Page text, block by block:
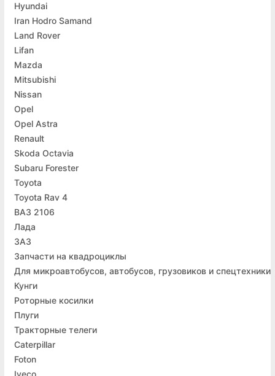
Hyundai
Iran Hodro Samand
Land Rover
Lifan
Mazda
Mitsubishi
Nissan
Opel
Opel Astra
Renault
Skoda Octavia
Subaru Forester
Toyota
Toyota Rav 4
ВАЗ 2106
Лада
ЗАЗ
Запчасти на квадроциклы
Для микроавтобусов, автобусов, грузовиков и спецтехники
Кунги
Роторные косилки
Плуги
Тракторные телеги
Caterpillar
Foton
Iveco